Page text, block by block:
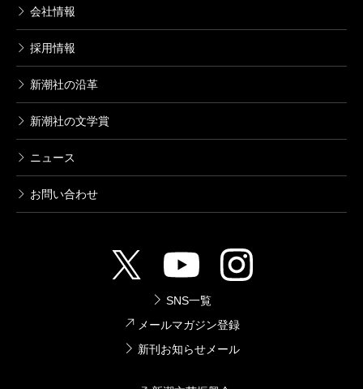
会社情報
採用情報
新潮社の沿革
新潮社の文学賞
ニュース
お問い合わせ
SNS一覧
メールマガジン登録
新刊お知らせメール